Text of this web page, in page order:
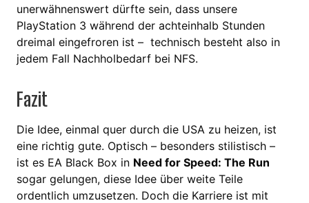
unerwähnenswert dürfte sein, dass unsere
PlayStation 3 während der achteinhalb Stunden
dreimal eingefroren ist – technisch besteht also in
jedem Fall Nachholbedarf bei NFS.
Fazit
Die Idee, einmal quer durch die USA zu heizen, ist
eine richtig gute. Optisch – besonders stilistisch –
ist es EA Black Box in Need for Speed: The Run
sogar gelungen, diese Idee über weite Teile
ordentlich umzusetzen. Doch die Karriere ist mit